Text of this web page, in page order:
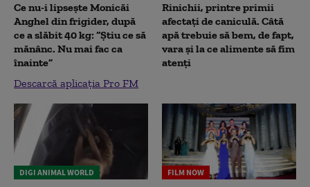
Ce nu-i lipsește Monicăi
Anghel din frigider, după
ce a slăbit 40 kg: “Știu ce să
mănânc. Nu mai fac ca
înainte”
Descarcă aplicația Pro FM
Rinichii, printre primii
afectați de caniculă. Câtă
apă trebuie să bem, de fapt,
vara și la ce alimente să fim
atenți
DIGI ANIMAL WORLD FILM NOW